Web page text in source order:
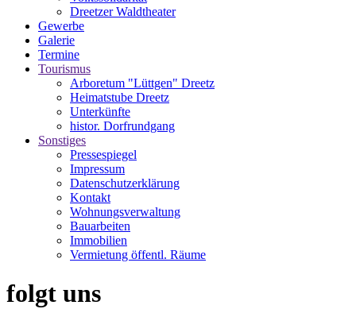
Dreetzer Waldtheater
Gewerbe
Galerie
Termine
Tourismus
Arboretum "Lüttgen" Dreetz
Heimatstube Dreetz
Unterkünfte
histor. Dorfrundgang
Sonstiges
Pressespiegel
Impressum
Datenschutzerklärung
Kontakt
Wohnungsverwaltung
Bauarbeiten
Immobilien
Vermietung öffentl. Räume
folgt uns